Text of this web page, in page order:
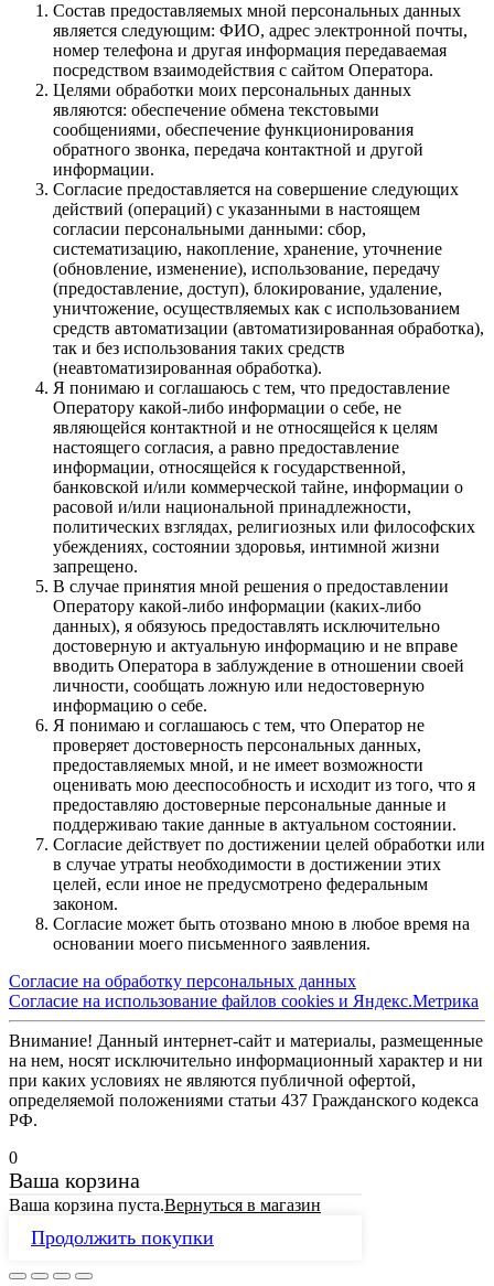
Состав предоставляемых мной персональных данных
является следующим: ФИО, адрес электронной почты,
номер телефона и другая информация передаваемая
посредством взаимодействия с сайтом Оператора.
Целями обработки моих персональных данных
являются: обеспечение обмена текстовыми
сообщениями, обеспечение функционирования
обратного звонка, передача контактной и другой
информации.
Согласие предоставляется на совершение следующих
действий (операций) с указанными в настоящем
согласии персональными данными: сбор,
систематизацию, накопление, хранение, уточнение
(обновление, изменение), использование, передачу
(предоставление, доступ), блокирование, удаление,
уничтожение, осуществляемых как с использованием
средств автоматизации (автоматизированная обработка),
так и без использования таких средств
(неавтоматизированная обработка).
Я понимаю и соглашаюсь с тем, что предоставление
Оператору какой-либо информации о себе, не
являющейся контактной и не относящейся к целям
настоящего согласия, а равно предоставление
информации, относящейся к государственной,
банковской и/или коммерческой тайне, информации о
расовой и/или национальной принадлежности,
политических взглядах, религиозных или философских
убеждениях, состоянии здоровья, интимной жизни
запрещено.
В случае принятия мной решения о предоставлении
Оператору какой-либо информации (каких-либо
данных), я обязуюсь предоставлять исключительно
достоверную и актуальную информацию и не вправе
вводить Оператора в заблуждение в отношении своей
личности, сообщать ложную или недостоверную
информацию о себе.
Я понимаю и соглашаюсь с тем, что Оператор не
проверяет достоверность персональных данных,
предоставляемых мной, и не имеет возможности
оценивать мою дееспособность и исходит из того, что я
предоставляю достоверные персональные данные и
поддерживаю такие данные в актуальном состоянии.
Согласие действует по достижении целей обработки или
в случае утраты необходимости в достижении этих
целей, если иное не предусмотрено федеральным
законом.
Согласие может быть отозвано мною в любое время на
основании моего письменного заявления.
Согласие на обработку персональных данных
Согласие на использование файлов cookies и Яндекс.Метрика
Внимание! Данный интернет-сайт и материалы, размещенные
на нем, носят исключительно информационный характер и ни
при каких условиях не являются публичной офертой,
определяемой положениями статьи 437 Гражданского кодекса
РФ.
0
Ваша корзина
Ваша корзина пуста.Вернуться в магазин
Продолжить покупки